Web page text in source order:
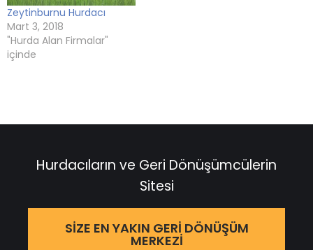
Zeytinburnu Hurdacı
Mart 3, 2018
"Hurda Alan Firmalar"
içinde
Hurdacıların ve Geri Dönüşümcülerin
Sitesi
SIZE EN YAKIN GERI DÖNÜŞÜM
MERKEZI